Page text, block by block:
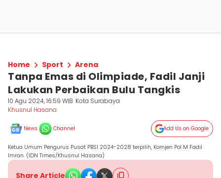
Home Sport Arena
Tanpa Emas di Olimpiade, Fadil Janji
Lakukan Perbaikan Bulu Tangkis
10 Agu 2024, 16:59 WIB Kota Surabaya
Khusnul Hasana
News Channel Add Us on Google
Ketua Umum Pengurus Pusat PBSI 2024-2028 terpilih, Komjen Pol M Fadil
Imran. (IDN Times/Khusnul Hasana)
Share Article